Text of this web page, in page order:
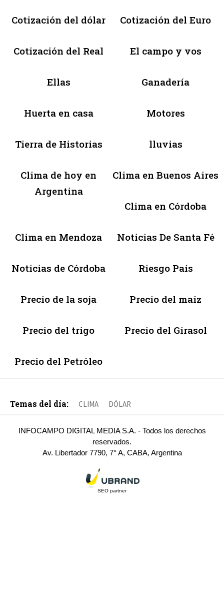
Cotización del dólar Cotización del Euro
Cotización del Real El campo y vos
Ellas Ganadería
Huerta en casa Motores
Tierra de Historias lluvias
Clima de hoy en
Argentina
Clima en Buenos Aires
Clima en Córdoba
Clima en Mendoza Noticias De Santa Fé
Noticias de Córdoba Riesgo País
Precio de la soja Precio del maíz
Precio del trigo Precio del Girasol
Precio del Petróleo
Temas del día: CLIMA DÓLAR
INFOCAMPO DIGITAL MEDIA S.A. - Todos los derechos
reservados.
Av. Libertador 7790, 7° A, CABA, Argentina
SEO partner